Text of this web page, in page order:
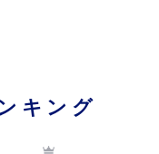
キング